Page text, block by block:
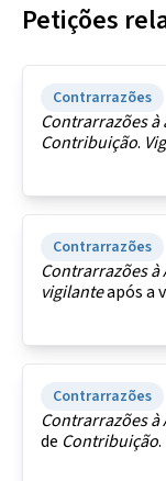
Petições
Contrarrazões
Contrarrazõesà
Contribuição.
Contrarrazões
Contrarrazõesà
vigilanteapós a
Contrarrazões
Contrarrazõesà
de Contribuição